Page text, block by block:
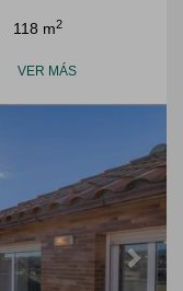
118 m2
VER MÁS